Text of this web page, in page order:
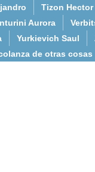
Tizon Hector
Aurora
Yurkievich Saul
de otras cosas